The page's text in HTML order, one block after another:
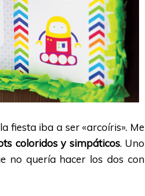
fiesta iba a ser «arcoíris». Me
coloridos y simpáticos. Uno
no quería hacer los dos con